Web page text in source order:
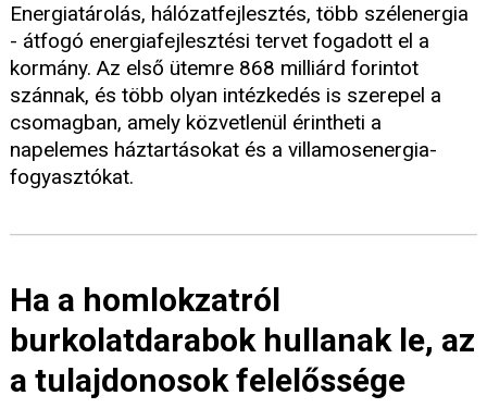
Energiatárolás, hálózatfejlesztés, több szélenergia
- átfogó energiafejlesztési tervet fogadott el a
kormány. Az első ütemre 868 milliárd forintot
szánnak, és több olyan intézkedés is szerepel a
csomagban, amely közvetlenül érintheti a
napelemes háztartásokat és a villamosenergia-
fogyasztókat.
Ha a homlokzatról
burkolatdarabok hullanak le, az
a tulajdonosok felelőssége